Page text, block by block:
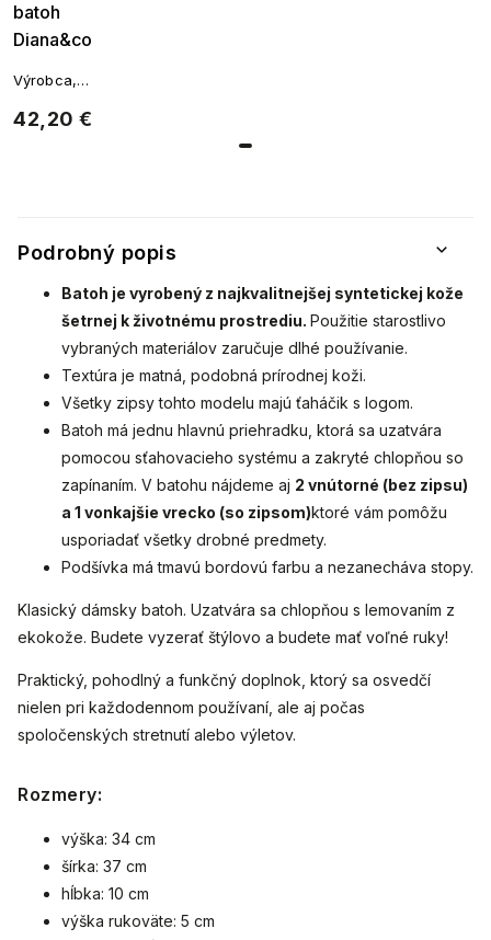
Podrobný popis
Batoh je vyrobený z najkvalitnejšej syntetickej kože
šetrnej k životnému prostrediu. Použitie starostlivo
vybraných materiálov zaručuje dlhé používanie.
Textúra je matná, podobná prírodnej koži.
Všetky zipsy tohto modelu majú ťaháčik s logom.
Batoh má jednu hlavnú priehradku, ktorá sa uzatvára
pomocou sťahovacieho systému a zakryté chlopňou so
zapínaním. V batohu nájdeme aj 2 vnútorné (bez zipsu)
a 1 vonkajšie vrecko (so zipsom)ktoré vám pomôžu
usporiadať všetky drobné predmety.
Podšívka má tmavú bordovú farbu a nezanecháva stopy.
Klasický dámsky batoh. Uzatvára sa chlopňou s lemovaním z
ekokože. Budete vyzerať štýlovo a budete mať voľné ruky!
Praktický, pohodlný a funkčný doplnok, ktorý sa osvedčí
nielen pri každodennom používaní, ale aj počas
spoločenských stretnutí alebo výletov.
Rozmery:
výška: 34 cm
šírka: 37 cm
hĺbka: 10 cm
výška rukoväte: 5 cm
batoh
Diana&co
púdrová
ružová
42,20 €
Výrobca,
výrobky sa
spracovania.